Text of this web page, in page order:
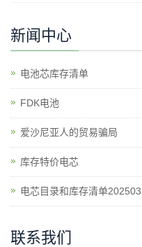
新闻中心
电池芯库存清单
​FDK电池
爱沙尼亚人的贸易骗局
库存特价电芯
电芯目录和库存清单202503
联系我们